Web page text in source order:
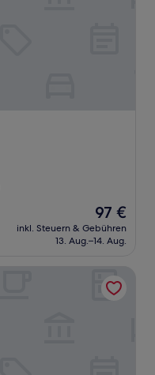
Der
Preis
beträgt
97 €
inkl. Steuern & Gebühren
13. Aug.–14. Aug.